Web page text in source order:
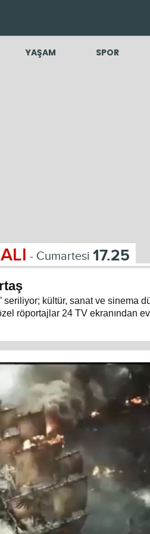
YAŞAM SPOR
- Cumartesi 17.25
seriliyor; kültür, sanat ve sinema
röportajlar 24 TV ekranından